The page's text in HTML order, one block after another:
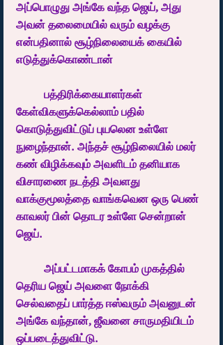
அப்பொழுது அங்கே வந்த ஜெய், அது
அவன் தலைமையில் வரும் வழக்கு
என்பதினால் சூழ்நிலையைக் கையில்
எடுத்துக்கொண்டான்
கேள்விகளுக்கெல்லாம் பதில்
கொடுத்துவிட்டுப் புயலென உள்ளே
நுழைந்தான். அந்தச் சூழ்நிலையில் மலர்
கண் விழிக்கவும் அவளிடம் தனியாக
விசாரணை நடத்தி அவளது
வாக்குமூலத்தை வாங்கவென ஒரு பெண்
காவலர் பின் தொடர உள்ளே சென்றான்
ஜெய்.
தெரிய ஜெய் அவளை நோக்கி
செல்வதைப் பார்த்த ஈஸ்வரும் அவனுடன்
அங்கே வந்தான், ஜீவனை சாருமதியிடம்
ஒப்படைத்துவிட்டு.